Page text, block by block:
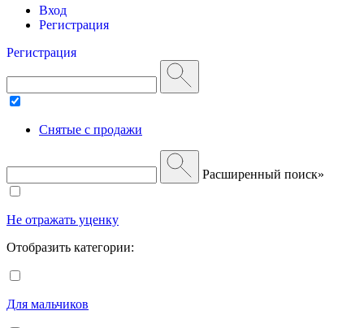
Вход
Регистрация
Регистрация
Снятые с продажи
Расширенный поиск»
Не отражать уценку
Отобразить категории:
Для мальчиков